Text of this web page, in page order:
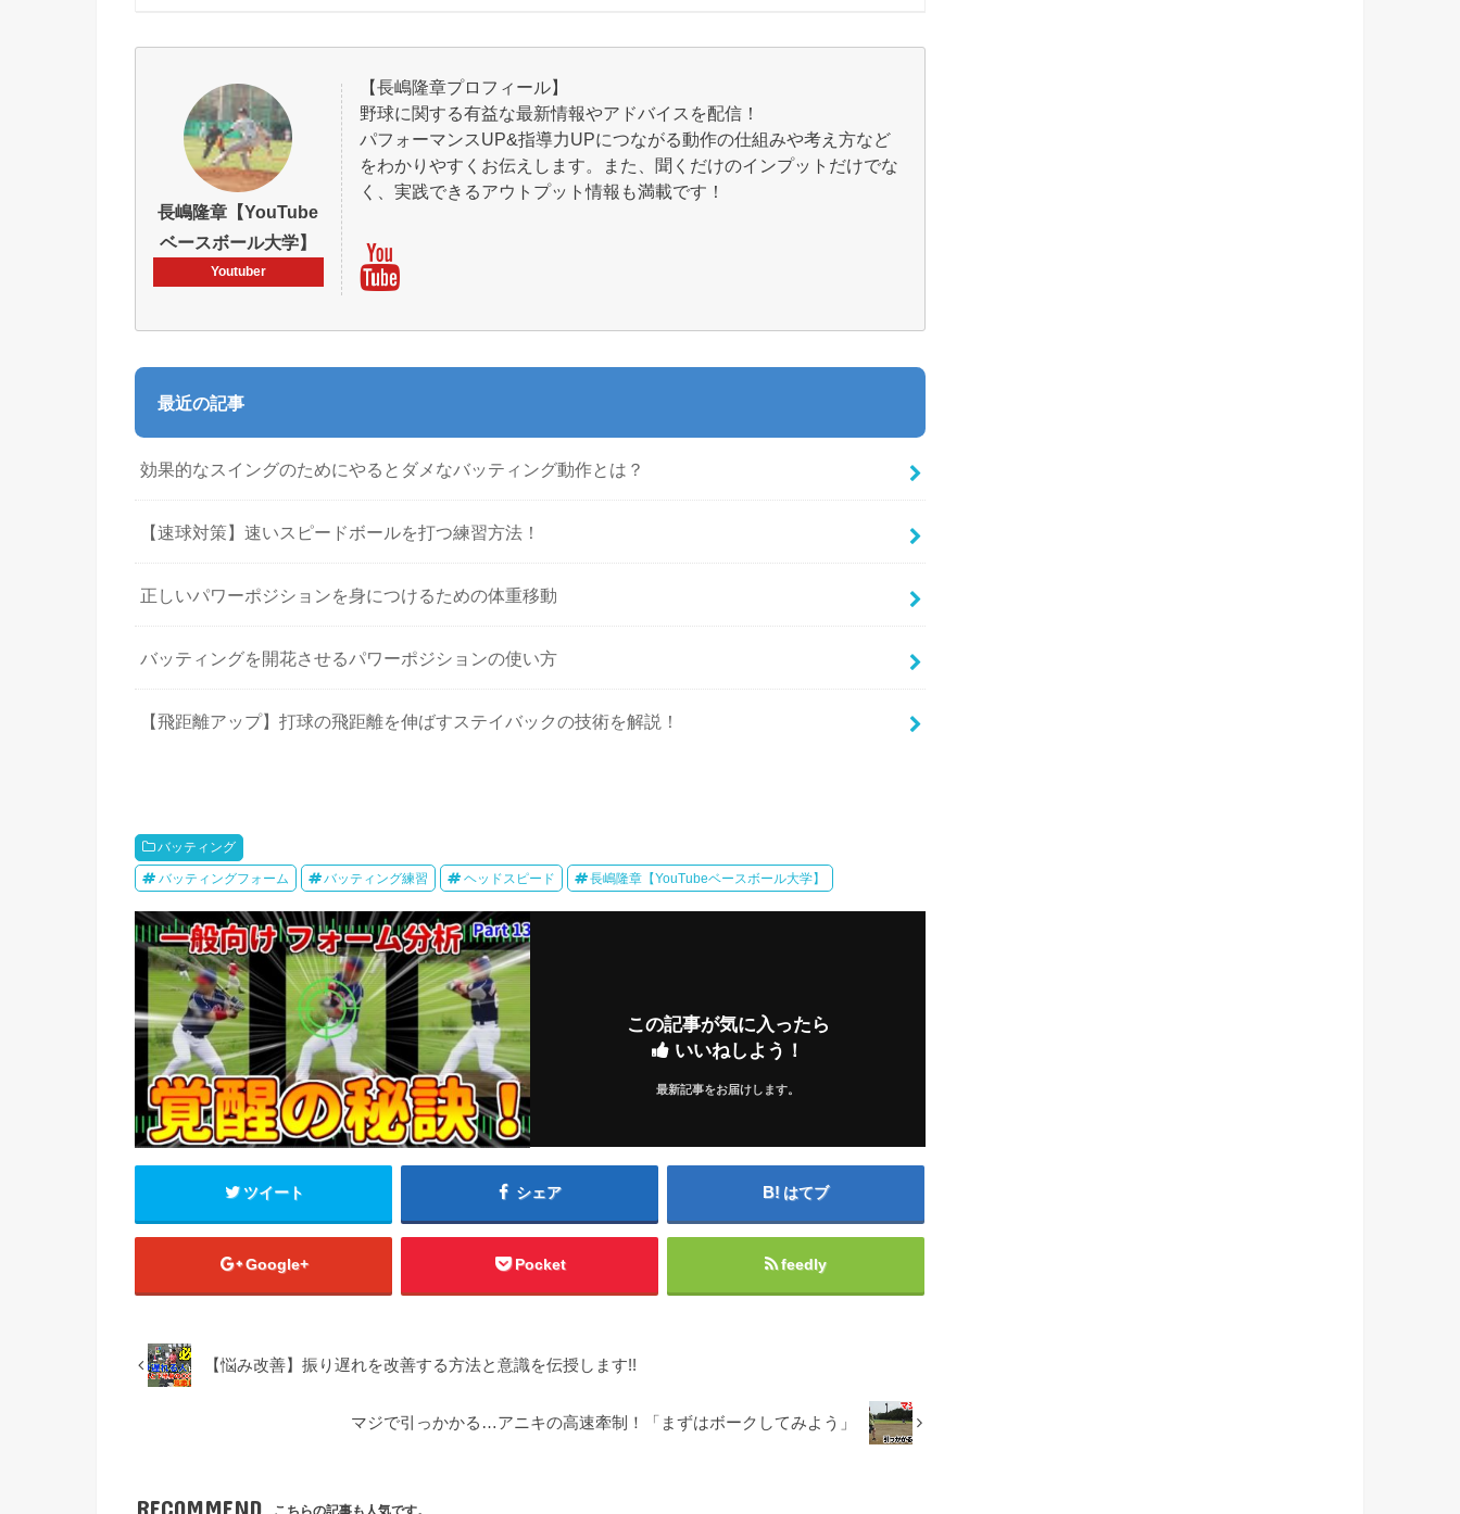
長嶋隆章【YouTube
ベースボール大学】
Youtuber
【長嶋隆章プロフィール】
野球に関する有益な最新情報やアドバイスを配信！
パフォーマンスUP&指導力UPにつながる動作の仕組みや考え方など
をわかりやすくお伝えします。また、聞くだけのインプットだけでな
く、実践できるアウトプット情報も満載です！
最近の記事
効果的なスイングのためにやるとダメなバッティング動作とは？
【速球対策】速いスピードボールを打つ練習方法！
正しいパワーポジションを身につけるための体重移動
バッティングを開花させるパワーポジションの使い方
【飛距離アップ】打球の飛距離を伸ばすステイバックの技術を解説！
バッティング
バッティングフォーム バッティング練習 ヘッドスピード 長嶋隆章【YouTubeベースボール大学】
この記事が気に入ったら
いいねしよう！
最新記事をお届けします。
ツイート シェア はてブ
Google+ Pocket feedly
【悩み改善】振り遅れを改善する方法と意識を伝授します!!
マジで引っかかる…アニキの高速牽制！「まずはボークしてみよう」
RECOMMEND こちらの記事も人気です。